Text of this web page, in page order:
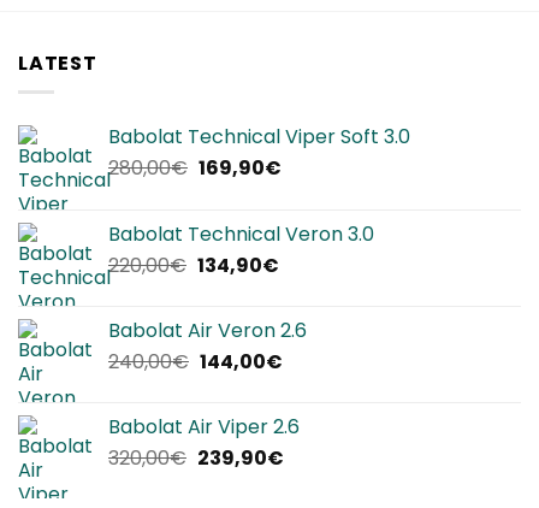
LATEST
Babolat Technical Viper Soft 3.0
280,00€ Il
era:
280,00€.
169,90€Il
è:
Babolat Technical Veron 3.0
220,00€ Il
era:
220,00€.
134,90€Il
è:
134,90€.
Babolat Air Veron 2.6
240,00€ Il
era:
240,00€.
144,00€Il
è:
144,00€.
Babolat Air Viper 2.6
320,00€ Il
239,90€Il